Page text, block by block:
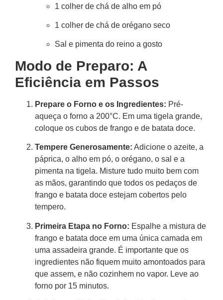
1 colher de chá de alho em pó
1 colher de chá de orégano seco
Sal e pimenta do reino a gosto
Modo de Preparo: A
Eficiência em Passos
Prepare o Forno e os Ingredientes: Pré-
aqueça o forno a 200°C. Em uma tigela grande,
coloque os cubos de frango e de batata doce.
Tempere Generosamente: Adicione o azeite, a
páprica, o alho em pó, o orégano, o sal e a
pimenta na tigela. Misture tudo muito bem com
as mãos, garantindo que todos os pedaços de
frango e batata doce estejam cobertos pelo
tempero.
Primeira Etapa no Forno: Espalhe a mistura de
frango e batata doce em uma única camada em
uma assadeira grande. É importante que os
ingredientes não fiquem muito amontoados para
que assem, e não cozinhem no vapor. Leve ao
forno por 15 minutos.